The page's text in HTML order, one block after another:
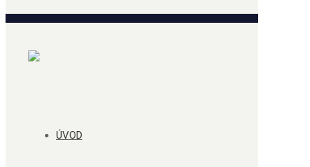
ÚVOD